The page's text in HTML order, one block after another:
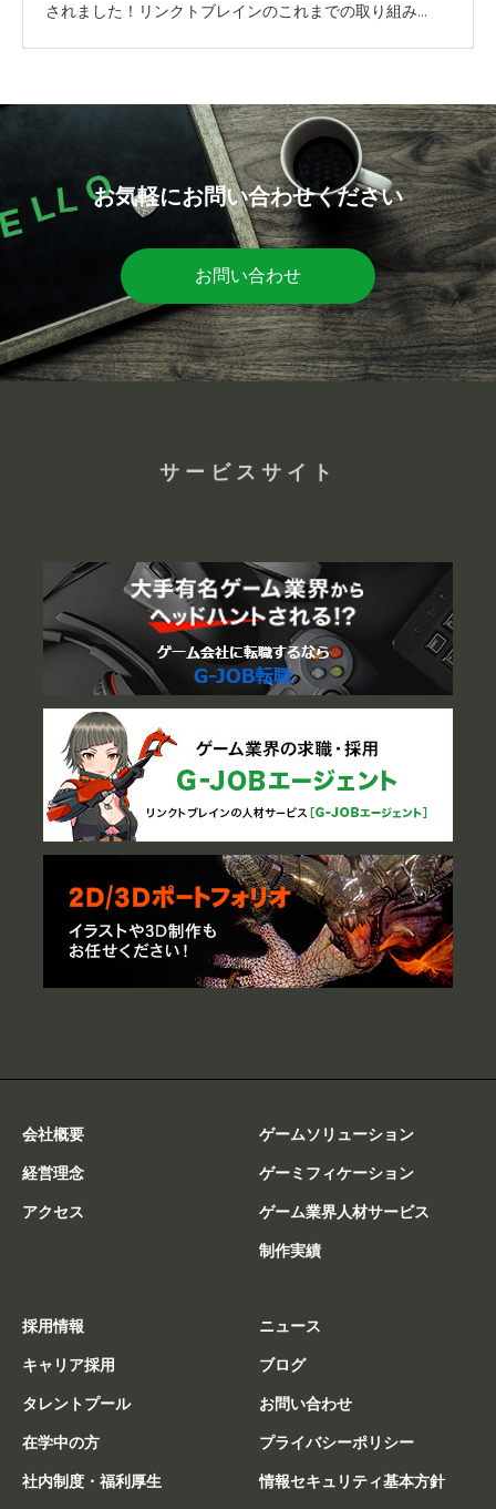
されました！リンクトブレインのこれまでの取り組み…
お気軽にお問い合わせください
お問い合わせ
サービスサイト
会社概要
経営理念
アクセス
ゲームソリューション
ゲーミフィケーション
ゲーム業界人材サービス
制作実績
採用情報
キャリア採用
タレントプール
在学中の方
社内制度・福利厚生
ニュース
ブログ
お問い合わせ
プライバシーポリシー
情報セキュリティ基本方針